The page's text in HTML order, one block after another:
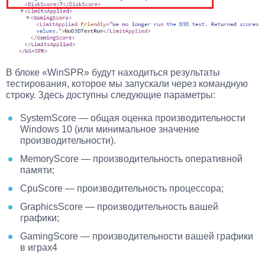
В блоке «WinSPR» будут находиться результаты
тестирования, которое мы запускали через командную
строку. Здесь доступны следующие параметры:
SystemScore — общая оценка производительности
Windows 10 (или минимальное значение
производительности).
MemoryScore — производительность оперативной
памяти;
CpuScore — производительность процессора;
GraphicsScore — производительность вашей
графики;
GamingScore — производительности вашей графики
в играх4